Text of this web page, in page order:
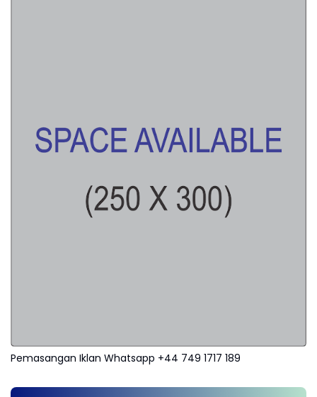
Pemasangan Iklan Whatsapp +44 749 1717 189